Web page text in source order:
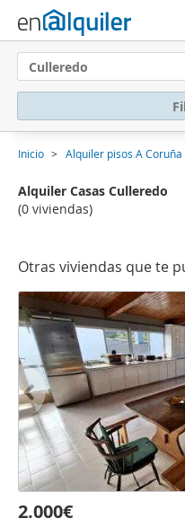
Culleredo
Inicio Alquiler pisos A Coruña
Alquiler Casas Culleredo
(0 viviendas)
Otras viviendas que te
2.000€